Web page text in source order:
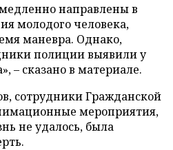
направлены в
молодого человека,
маневра. Однако,
полиции выявили у
– сказано в материале.
сотрудники Гражданской
мероприятия,
не удалось, была